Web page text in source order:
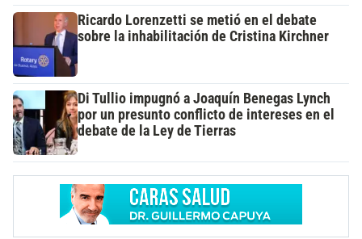
Ricardo Lorenzetti se metió en el debate
sobre la inhabilitación de Cristina Kirchner
Di Tullio impugnó a Joaquín Benegas Lynch
por un presunto conflicto de intereses en el
debate de la Ley de Tierras